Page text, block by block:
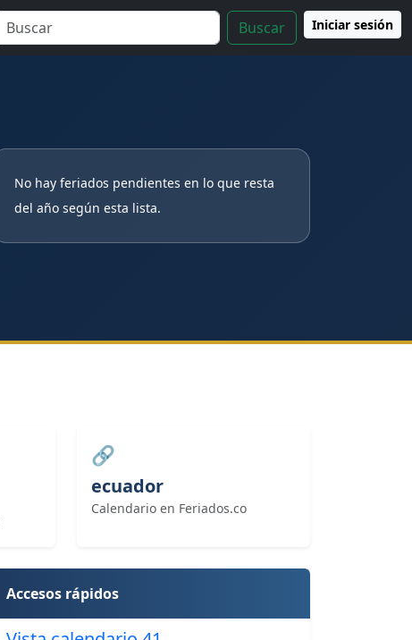
Buscar Iniciar sesión
No hay feriados pendientes en lo que resta
del año según esta lista.
🔗
ecuador
Calendario en Feriados.co
Accesos rápidos